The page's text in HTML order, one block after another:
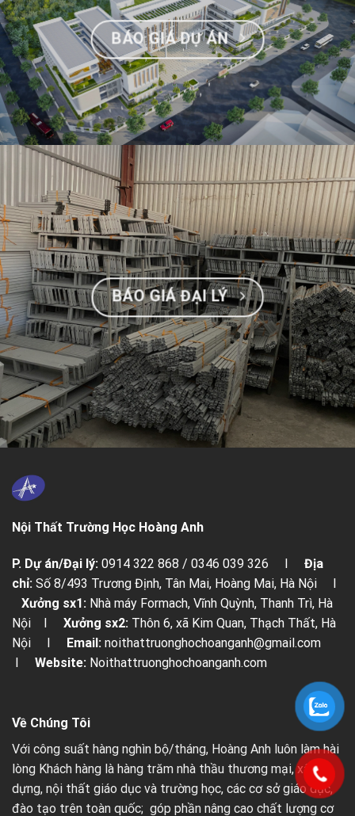
BÁO GIÁ DỰ ÁN
BÁO GIÁ ĐẠI LÝ
Nội Thất Trường Học Hoàng Anh
P. Dự án/Đại lý: 0914 322 868 / 0346 039 326 I Địa
chỉ: Số 8/493 Trương Định, Tân Mai, Hoàng Mai, Hà Nội I
Xưởng sx1: Nhà máy Formach, Vĩnh Quỳnh, Thanh Trì, Hà
Nội I Xưởng sx2: Thôn 6, xã Kim Quan, Thạch Thất, Hà
Nội I Email: noithattruonghochoanganh@gmail.com
I Website: Noithattruonghochoanganh.com
Về Chúng Tôi
Với công suất hàng nghìn bộ/tháng, Hoàng Anh luôn làm hài
lòng Khách hàng là hàng trăm nhà thầu thương mại, xây
dựng, nội thất giáo dục và trường học, các cơ sở giáo dục,
đào tạo trên toàn quốc; góp phần nâng cao chất lượng cơ